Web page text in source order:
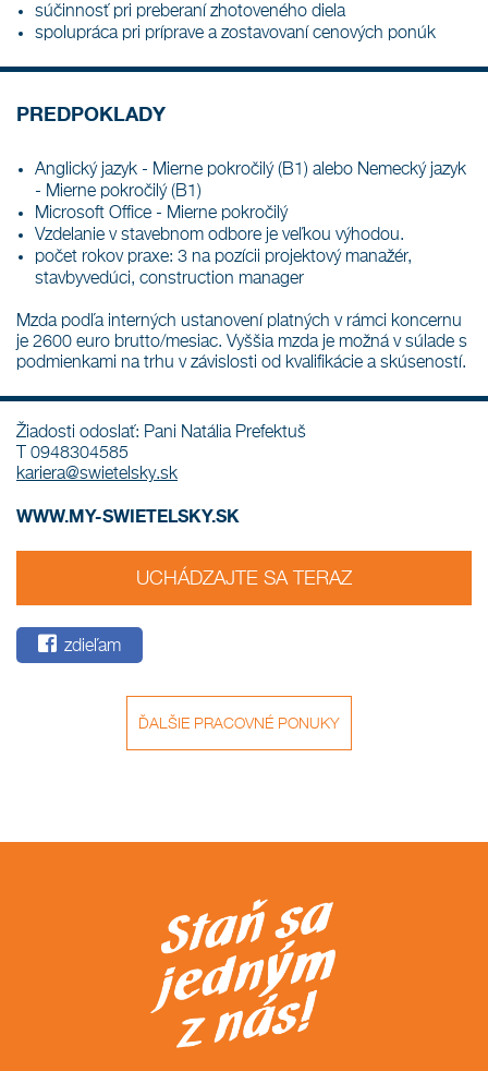
súčinnosť pri preberaní zhotoveného diela
spolupráca pri príprave a zostavovaní cenových ponúk
PREDPOKLADY
Anglický jazyk - Mierne pokročilý (B1) alebo Nemecký jazyk
- Mierne pokročilý (B1)
Microsoft Office - Mierne pokročilý
Vzdelanie v stavebnom odbore je veľkou výhodou.
počet rokov praxe: 3 na pozícii projektový manažér,
stavbyvedúci, construction manager
Mzda podľa interných ustanovení platných v rámci koncernu
je 2600 euro brutto/mesiac. Vyššia mzda je možná v súlade s
podmienkami na trhu v závislosti od kvalifikácie a skúseností.
Žiadosti odoslať: Pani Natália Prefektuš
T 0948304585
kariera@swietelsky.sk
WWW.MY-SWIETELSKY.SK
UCHÁDZAJTE SA TERAZ
zdieľam
ĎALŠIE PRACOVNÉ PONUKY